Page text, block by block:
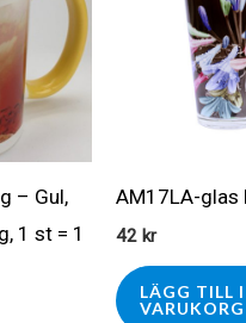
– Gul,
1 st = 1
AM17LA-glas
42 kr
LÄGG TILL I
VARUKORG